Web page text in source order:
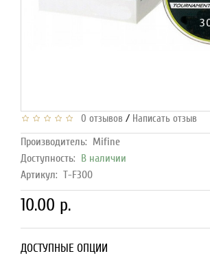
0 отзывов / Написать отзыв
Производитель: Mifine
Доступность: В наличии
Артикул: T-F300
10.00 р.
ДОСТУПНЫЕ ОПЦИИ